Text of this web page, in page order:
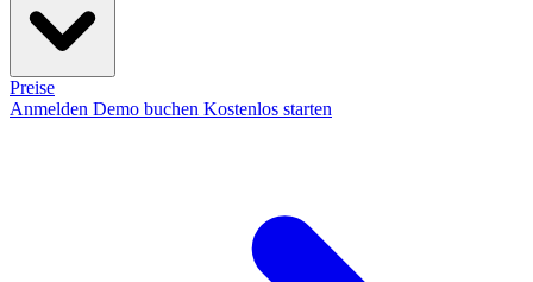
Preise
Anmelden Demo buchen Kostenlos starten